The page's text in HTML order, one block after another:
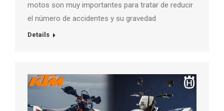
motos son muy importantes para tratar de reducir
el número de accidentes y su gravedad
Details